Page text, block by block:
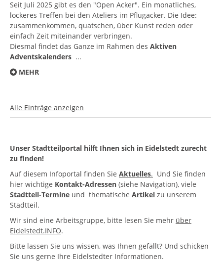
Seit Juli 2025 gibt es den "Open Acker". Ein monatliches,
lockeres Treffen bei den Ateliers im Pflugacker. Die Idee:
zusammenkommen, quatschen, über Kunst reden oder
einfach Zeit miteinander verbringen.
Diesmal findet das Ganze im Rahmen des Aktiven
Adventskalenders ...
MEHR
Alle Einträge anzeigen
Unser Stadtteilportal hilft Ihnen sich in Eidelstedt zurecht
zu finden!
Auf diesem Infoportal finden Sie Aktuelles. Und Sie finden
hier wichtige Kontakt-Adressen (siehe Navigation), viele
Stadtteil-Termine und thematische Artikel zu unserem
Stadtteil.
Wir sind eine Arbeitsgruppe, bitte lesen Sie mehr über
Eidelstedt.INFO.
Bitte lassen Sie uns wissen, was Ihnen gefällt? Und schicken
Sie uns gerne Ihre Eidelstedter Informationen.